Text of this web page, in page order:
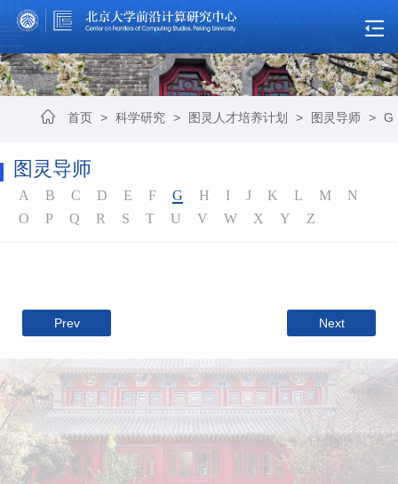
首页 > 科学研究 > 图灵人才培养计划 > 图灵导师 > G
图灵导师
A B C D E F G H I J K L M
N
O
P Q R S T U V W X Y Z
Prev Next